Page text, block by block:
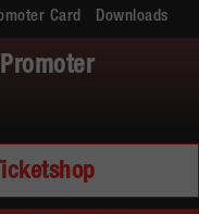
Card Downloads